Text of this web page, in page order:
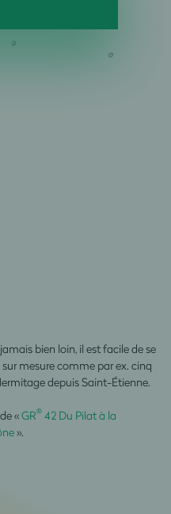
bien loin, il est facile de se
mesure comme par ex. cinq
depuis Saint-Étienne.
«GR® 42 Du Pilat à la
».